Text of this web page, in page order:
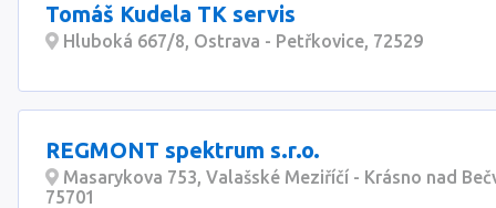
Tomáš Kudela TK servis
Hluboká 667/8, Ostrava - Petřkovice, 72529
REGMONT spektrum s.r.o.
Masarykova 753, Valašské Meziříčí - Krásno nad
75701